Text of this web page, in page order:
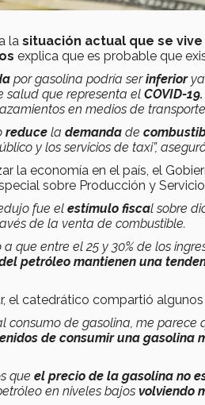
la situación actual que se
explica que es probable que
por gasolina podría serinferior
salud que representa el COVID-19.
en medios de
reduce la demanda de
y los servicios de taxi”,
la economía en el país, el
sobre Producción y
fue el estímulo fiscal sobre
de la venta de combustible.
a que entre el 25 y 30% de los
petróleo mantienen una
el catedrático compartió
consumo de gasolina, me parece
de consumir una gasolina
que el precio de la gasolina no
en niveles bajos volviendo